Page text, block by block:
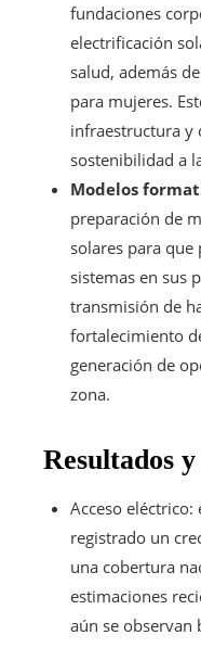
fundaciones
electrificación
salud, además
para mujeres.
infraestructura y
sostenibilidad a
Modelos
preparación de
solares para
sistemas en sus
transmisión de
fortalecimiento
generación de
zona.
Resultados
Acceso eléctrico:
registrado un
una cobertura
estimaciones
aún se observan